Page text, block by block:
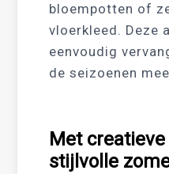
bloempotten of
vloerkleed. Deze
eenvoudig
de seizoenen
Met
stijlvolle